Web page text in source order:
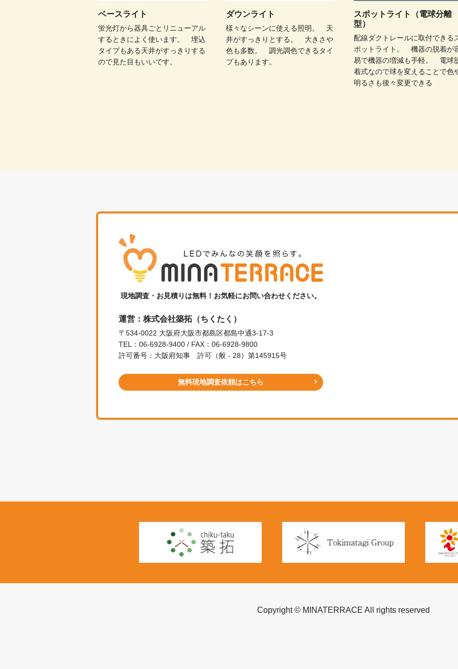
ベースライト
蛍光灯から器具ごとリニューアル
するときによく使います。 埋込
タイプもある天井がすっきりする
ので見た目もいいです。
ダウンライト
様々なシーンに使える照明。 天
井がすっきりとする。 大きさや
色も多数。 調光調色できるタイ
プもあります。
スポットライト（電球分離
型）
配線ダクトレールに取付できる
ポットライト。 機器の脱着が
易で機器の増減も手軽。 電球
着式なので球を変えることで色
明るさも後々変更できる
現地調査・お見積りは無料！お気軽にお問い合わせください。
運営：株式会社築拓（ちくたく）
〒534-0022 大阪府大阪市都島区都島中通3-17-3
TEL：06-6928-9400 / FAX：06-6928-9800
許可番号：大阪府知事 許可（般 - 28）第145915号
無料現地調査依頼はこちら
Copyright © MINATERRACE All rights reserved